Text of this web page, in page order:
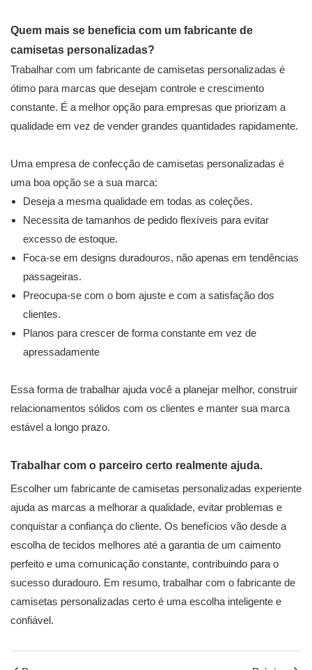
Quem mais se beneficia com um fabricante de
camisetas personalizadas?
Trabalhar com um fabricante de camisetas personalizadas é
ótimo para marcas que desejam controle e crescimento
constante. É a melhor opção para empresas que priorizam a
qualidade em vez de vender grandes quantidades rapidamente.
Uma empresa de confecção de camisetas personalizadas é
uma boa opção se a sua marca:
Deseja a mesma qualidade em todas as coleções.
Necessita de tamanhos de pedido flexíveis para evitar
excesso de estoque.
Foca-se em designs duradouros, não apenas em tendências
passageiras.
Preocupa-se com o bom ajuste e com a satisfação dos
clientes.
Planos para crescer de forma constante em vez de
apressadamente
Essa forma de trabalhar ajuda você a planejar melhor, construir
relacionamentos sólidos com os clientes e manter sua marca
estável a longo prazo.
Trabalhar com o parceiro certo realmente ajuda.
Escolher um fabricante de camisetas personalizadas experiente
ajuda as marcas a melhorar a qualidade, evitar problemas e
conquistar a confiança do cliente. Os benefícios vão desde a
escolha de tecidos melhores até a garantia de um caimento
perfeito e uma comunicação constante, contribuindo para o
sucesso duradouro. Em resumo, trabalhar com o fabricante de
camisetas personalizadas certo é uma escolha inteligente e
confiável.